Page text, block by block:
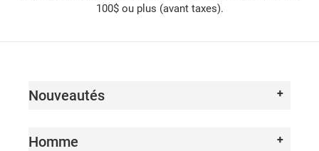
100$ ou plus (avant taxes).
Nouveautés
Homme